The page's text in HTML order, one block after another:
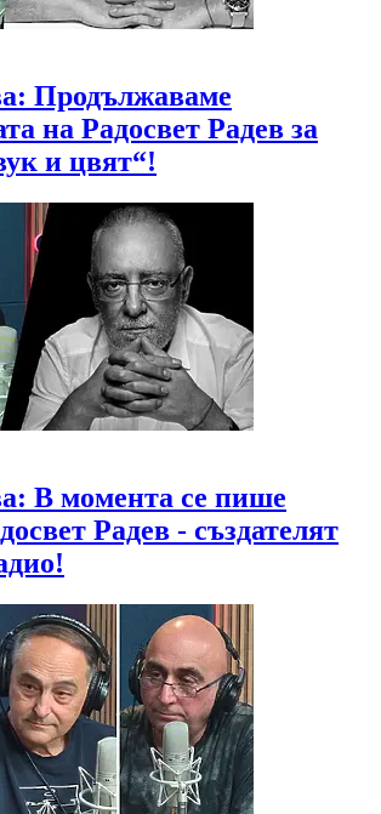
Продължаваме
на Радосвет Радев за
и цвят“!
В момента се пише
Радев - създателят